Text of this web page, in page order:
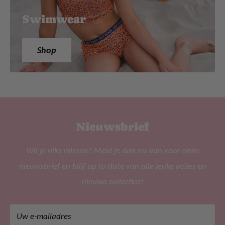
Swimwear
Shop
Nieuwsbrief
Wil je niks missen? Meld je dan nu aan voor onze
nieuwsbrief en blijf up to date van alle leuke acties en
nieuwe collecties!
Uw e-mailadres